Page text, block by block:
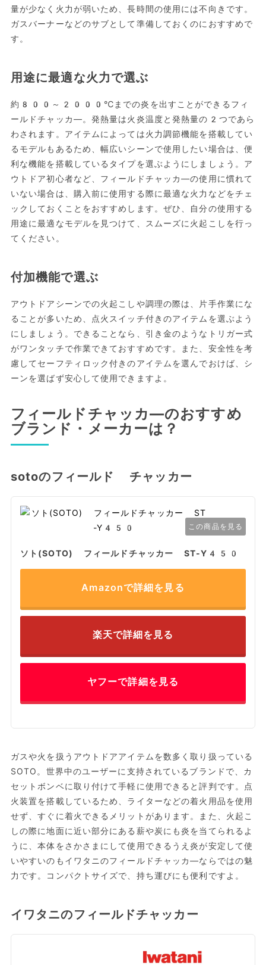
量が少なく火力が弱いため、長時間の使用には不向きです。
ガスバーナーなどのサブとして準備しておくのにおすすめで
す。
用途に最適な火力で選ぶ
約800～2000℃までの炎を出すことができるフィ
ールドチャッカ―。発熱量は火炎温度と発熱量の2つであら
わされます。アイテムによっては火力調節機能を搭載してい
るモデルもあるため、幅広いシーンで使用したい場合は、便
利な機能を搭載しているタイプを選ぶようにしましょう。ア
ウトドア初心者など、フィールドチャッカ―の使用に慣れて
いない場合は、購入前に使用する際に最適な火力などをチェ
ックしておくことをおすすめします。ぜひ、自分の使用する
用途に最適なモデルを見つけて、スムーズに火起こしを行っ
てください。
付加機能で選ぶ
アウトドアシーンでの火起こしや調理の際は、片手作業にな
ることが多いため、点火スイッチ付きのアイテムを選ぶよう
にしましょう。できることなら、引き金のようなトリガー式
がワンタッチで作業できておすすめです。また、安全性を考
慮してセーフティロック付きのアイテムを選んでおけば、シ
ーンを選ばず安心して使用できますよ。
フィールドチャッカ―のおすすめ
ブランド・メーカーは？
sotoのフィールド チャッカー
この商品を見る
ソト(SOTO) フィールドチャッカー ST-Y450
Amazonで詳細を見る
楽天で詳細を見る
ヤフーで詳細を見る
ガスや火を扱うアウトドアアイテムを数多く取り扱っている
SOTO。世界中のユーザーに支持されているブランドで、カ
セットボンベに取り付けて手軽に使用できると評判です。点
火装置を搭載しているため、ライターなどの着火用品を使用
せず、すぐに着火できるメリットがあります。また、火起こ
しの際に地面に近い部分にある薪や炭にも炎を当てられるよ
うに、本体をさかさまにして使用できるうえ炎が安定して使
いやすいのもイワタニのフィールドチャッカ―ならではの魅
力です。コンパクトサイズで、持ち運びにも便利ですよ。
イワタニのフィールドチャッカー